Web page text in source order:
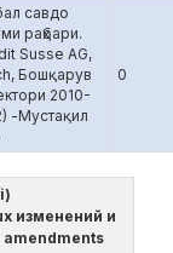
савдо
раҳбари.
Susse AG,
Бошқарув
2010-
-Мустақил
0
изменений и
amendments